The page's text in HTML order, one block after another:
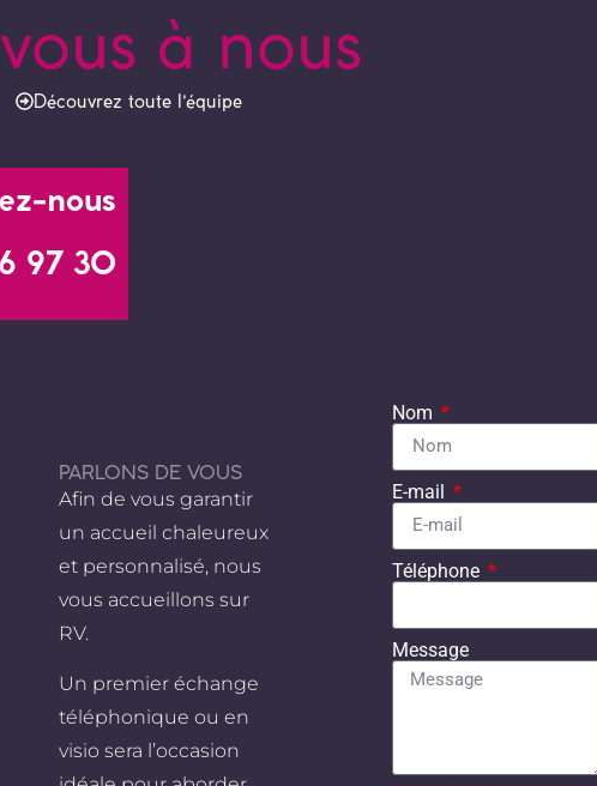
à nous
Découvrez toute l'équipe
nous
97 30
PARLONS DE VOUS
Afin de vous garantir
un accueil chaleureux
et personnalisé, nous
vous accueillons sur
RV.
Un premier échange
téléphonique ou en
visio sera l’occasion
Nom
E-mail
Téléphone
Message